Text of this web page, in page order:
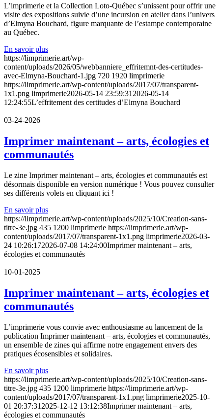
L’imprimerie et la Collection Loto-Québec s’unissent pour offrir une
visite des expositions suivie d’une incursion en atelier dans l’univers
d’Elmyna Bouchard, figure marquante de l’estampe contemporaine
au Québec.
En savoir plus
https://limprimerie.art/wp-
content/uploads/2026/05/webbanniere_effritemnt-des-certitudes-
avec-Elmyna-Bouchard-1.jpg 720 1920 limprimerie
https://limprimerie.art/wp-content/uploads/2017/07/transparent-
1x1.png limprimerie2026-05-14 23:59:312026-05-14
12:24:55L’effritement des certitudes d’Elmyna Bouchard
03-24-2026
Imprimer maintenant – arts, écologies et
communautés
Le zine Imprimer maintenant – arts, écologies et communautés est
désormais disponible en version numérique ! Vous pouvez consulter
ses différents volets en cliquant ici !
En savoir plus
https://limprimerie.art/wp-content/uploads/2025/10/Creation-sans-
titre-3e.jpg 435 1200 limprimerie https://limprimerie.art/wp-
content/uploads/2017/07/transparent-1x1.png limprimerie2026-03-
24 10:26:172026-07-08 14:24:00Imprimer maintenant – arts,
écologies et communautés
10-01-2025
Imprimer maintenant – arts, écologies et
communautés
L’imprimerie vous convie avec enthousiasme au lancement de la
publication Imprimer maintenant – arts, écologies et communautés,
un ensemble de zines qui affirme notre engagement envers des
pratiques écosensibles et solidaires.
En savoir plus
https://limprimerie.art/wp-content/uploads/2025/10/Creation-sans-
titre-3e.jpg 435 1200 limprimerie https://limprimerie.art/wp-
content/uploads/2017/07/transparent-1x1.png limprimerie2025-10-
01 20:37:31 2025-12-12 13:12:38Imprimer maintenant – arts,
écologies et communautés